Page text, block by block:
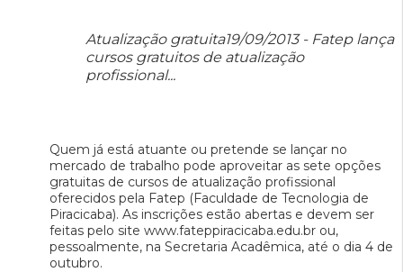
Atualização gratuita19/09/2013 - Fatep lança
cursos gratuitos de atualização
profissional...
Quem já está atuante ou pretende se lançar no
mercado de trabalho pode aproveitar as sete opções
gratuitas de cursos de atualização profissional
oferecidos pela Fatep (Faculdade de Tecnologia de
Piracicaba). As inscrições estão abertas e devem ser
feitas pelo site www.fateppiracicaba.edu.br ou,
pessoalmente, na Secretaria Acadêmica, até o dia 4 de
outubro.